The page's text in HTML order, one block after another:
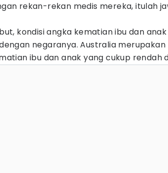
rekan-rekan medis mereka, itulah
kondisi angka kematian ibu dan
negaranya. Australia
ibu dan anak yang cukup rendah